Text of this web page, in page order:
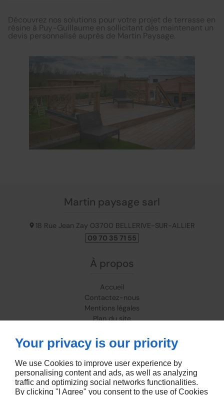
Découvrez nos solutions pour votre projet de terrasse en
résine à Puy-Guillaume en sollicitant dès maintenant un
devis personnalisé auprès de Martin Paysage.
Martin paysage sarl
18 Rue Jean Zay 03700 BELLERIVE-SUR-ALLIER
09 70 35 71 55
À propos
Accueil
Contactez-nous
Mentions légales
Plan du site
Suivez-nous
Your privacy is our priority
We use Cookies to improve user experience by
personalising content and ads, as well as analyzing
traffic and optimizing social networks functionalities.
By clicking "I Agree" you consent to the use of Cookies